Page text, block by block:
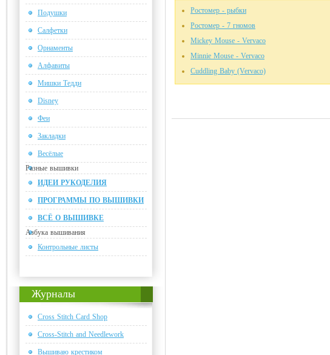
Подушки
Салфетки
Орнаменты
Алфавиты
Мишки Тедди
Disney
Феи
Закладки
Весёлые
Разные вышивки
ИДЕИ РУКОДЕЛИЯ
ПРОГРАММЫ ПО ВЫШИВКИ
ВСЁ О ВЫШИВКЕ
Азбука вышивания
Контрольные листы
Журналы
Cross Stitch Card Shop
Cross-Stitch and Needlework
Вышиваю крестиком
Ростомер - рыбки
Ростомер - 7 гномов
Mickey Mouse - Vervaco
Minnie Mouse - Vervaco
Cuddling Baby (Vervaco)